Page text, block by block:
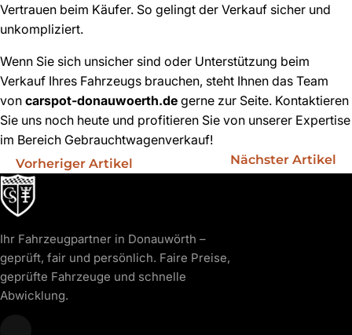
Vertrauen beim Käufer. So gelingt der Verkauf sicher und
unkompliziert.
Wenn Sie sich unsicher sind oder Unterstützung beim
Verkauf Ihres Fahrzeugs brauchen, steht Ihnen das Team
von carspot-donauwoerth.de gerne zur Seite. Kontaktieren
Sie uns noch heute und profitieren Sie von unserer Expertise
im Bereich Gebrauchtwagenverkauf!
Vorheriger Artikel Nächster Artikel
Ihr Fahrzeugpartner in Donauwörth –
geprüft, fair und persönlich. Faire Preise,
geprüfte Fahrzeuge und schnelle
Abwicklung.